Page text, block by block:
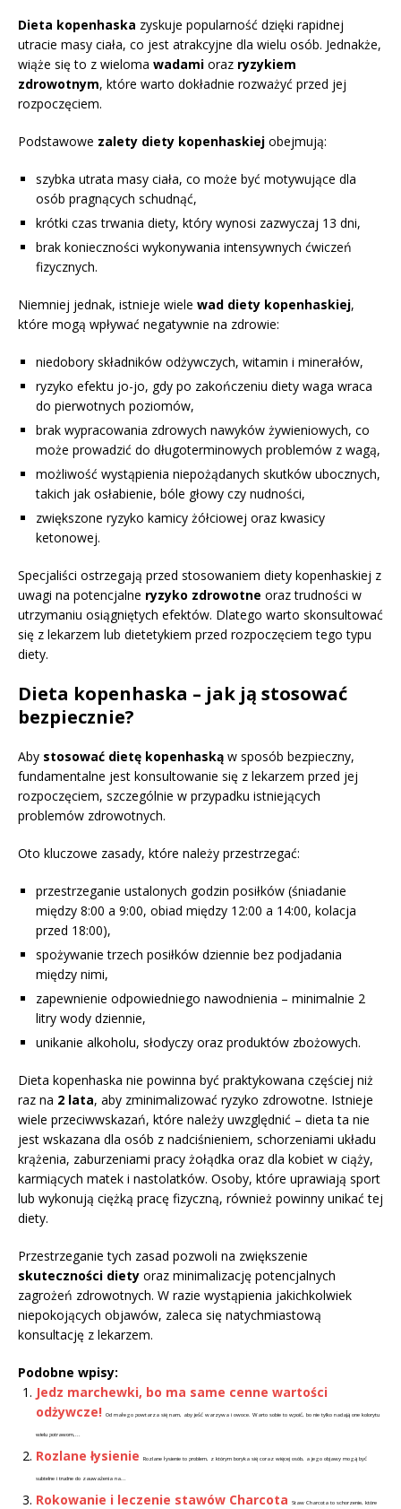
Dieta kopenhaska zyskuje popularność dzięki rapidnej
utracie masy ciała, co jest atrakcyjne dla wielu osób. Jednakże,
wiąże się to z wieloma wadami oraz ryzykiem
zdrowotnym, które warto dokładnie rozważyć przed jej
rozpoczęciem.
Podstawowe zalety diety kopenhaskiej obejmują:
szybka utrata masy ciała, co może być motywujące dla
osób pragnących schudnąć,
krótki czas trwania diety, który wynosi zazwyczaj 13 dni,
brak konieczności wykonywania intensywnych ćwiczeń
fizycznych.
Niemniej jednak, istnieje wiele wad diety kopenhaskiej,
które mogą wpływać negatywnie na zdrowie:
niedobory składników odżywczych, witamin i minerałów,
ryzyko efektu jo-jo, gdy po zakończeniu diety waga wraca
do pierwotnych poziomów,
brak wypracowania zdrowych nawyków żywieniowych, co
może prowadzić do długoterminowych problemów z wagą,
możliwość wystąpienia niepożądanych skutków ubocznych,
takich jak osłabienie, bóle głowy czy nudności,
zwiększone ryzyko kamicy żółciowej oraz kwasicy
ketonowej.
Specjaliści ostrzegają przed stosowaniem diety kopenhaskiej z
uwagi na potencjalne ryzyko zdrowotne oraz trudności w
utrzymaniu osiągniętych efektów. Dlatego warto skonsultować
się z lekarzem lub dietetykiem przed rozpoczęciem tego typu
diety.
Dieta kopenhaska – jak ją stosować
bezpiecznie?
Aby stosować dietę kopenhaską w sposób bezpieczny,
fundamentalne jest konsultowanie się z lekarzem przed jej
rozpoczęciem, szczególnie w przypadku istniejących
problemów zdrowotnych.
Oto kluczowe zasady, które należy przestrzegać:
przestrzeganie ustalonych godzin posiłków (śniadanie
między 8:00 a 9:00, obiad między 12:00 a 14:00, kolacja
przed 18:00),
spożywanie trzech posiłków dziennie bez podjadania
między nimi,
zapewnienie odpowiedniego nawodnienia – minimalnie 2
litry wody dziennie,
unikanie alkoholu, słodyczy oraz produktów zbożowych.
Dieta kopenhaska nie powinna być praktykowana częściej niż
raz na 2 lata, aby zminimalizować ryzyko zdrowotne. Istnieje
wiele przeciwwskazań, które należy uwzględnić – dieta ta nie
jest wskazana dla osób z nadciśnieniem, schorzeniami układu
krążenia, zaburzeniami pracy żołądka oraz dla kobiet w ciąży,
karmiących matek i nastolatków. Osoby, które uprawiają sport
lub wykonują ciężką pracę fizyczną, również powinny unikać tej
diety.
Przestrzeganie tych zasad pozwoli na zwiększenie
skuteczności diety oraz minimalizację potencjalnych
zagrożeń zdrowotnych. W razie wystąpienia jakichkolwiek
niepokojących objawów, zaleca się natychmiastową
konsultację z lekarzem.
Podobne wpisy:
Jedz marchewki, bo ma same cenne wartości
odżywcze!
Od małego powtarza się nam, aby jeść warzywa i owoce. Warto sobie to wpoić, bo nie tylko nadają one kolorytu
wielu potrawom,...
Rozlane łysienie Rozlane łysienie to problem, z którym boryka się coraz więcej osób, a jego objawy mogą być
subtelne i trudne do zauważenia na...
Rokowanie i leczenie stawów Charcota Staw Charcota to schorzenie, które